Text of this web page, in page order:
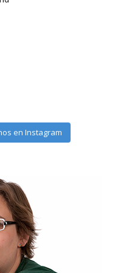
en Instagram